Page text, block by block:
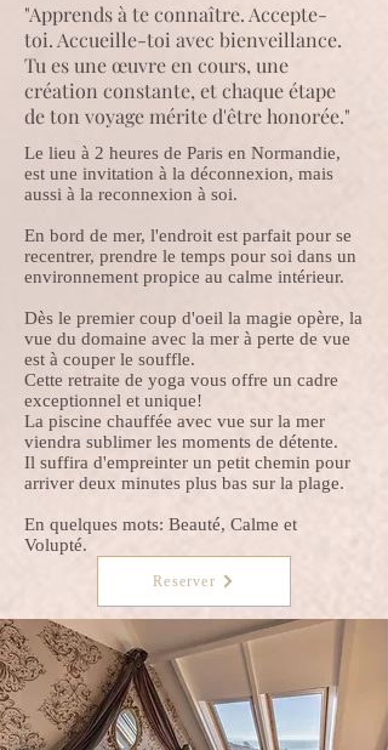
"Apprends à te connaître. Accepte-
toi. Accueille-toi avec bienveillance.
Tu es une œuvre en cours, une
création constante, et chaque étape
de ton voyage mérite d'être honorée."
Le lieu à 2 heures de Paris en Normandie,
est une invitation à la déconnexion, mais
aussi à la reconnexion à soi.
En bord de mer, l'endroit est parfait pour se
recentrer, prendre le temps pour soi dans un
environnement propice au calme intérieur.
Dès le premier coup d'oeil la magie opère, la
vue du domaine avec la mer à perte de vue
est à couper le souffle.
Cette retraite de yoga vous offre un cadre
exceptionnel et unique!
La piscine chauffée avec vue sur la mer
viendra sublimer les moments de détente.
Il suffira d'empreinter un petit chemin pour
arriver deux minutes plus bas sur la plage.
En quelques mots: Beauté, Calme et
Volupté.
Reserver